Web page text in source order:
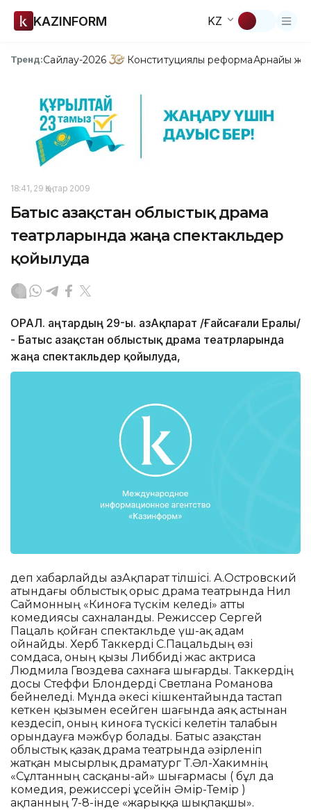
KAZINFORM KZ
Тренд:Сайлау-2026 Конституциялық реформаАрнайы
18:41, 29 Қаңтар 2009
Батыс Қазақстан облыстық драма
театрларында жаңа спектакльдер
қойылуда
ОРАЛ. Қаңтардың 29-ы. ҚазАқпарат /Ғайсағали Ералы/
- Батыс Қазақстан облыстық драма театрларында
жаңа спектакльдер қойылуда,
деп хабарлайды ҚазАқпарат тілшісі. А.Островский
атындағы облыстық орыс драма театрында Нил
Саймонның «Киноға түскім келеді» атты
комедиясы сахналанды. Режиссер Сергей
Пацаль қойған спектакльде үш-ақ адам
ойнайды. Херб Таккерді С.Пацальдың өзі
сомдаса, оның қызы Либбиді жас актриса
Людмила Гвоздева сахнаға шығарды. Таккердің
досы Стеффи Блондерді Светлана Романова
бейнеледі. Мұнда әкесі кішкентайында тастап
кеткен қызымен есейген шағында аяқ астынан
кездесіп, оның киноға түскісі келетін талабын
орындауға мәжбүр болады. Батыс Қазақстан
облыстық қазақ драма театрында әзірленіп
жатқан мысырлық драматург Т.Әл-Хакимнің
«Сұлтанның сасқаны-ай» шығармасы ( бұл да
комедия, режиссері Құсейін Әмір-Темір )
ақпанның 7-8-інде «жарыққа шықпақшы».